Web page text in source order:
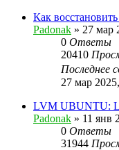
Как
Padonak » 27 мар
0 Ответы
20410
Последнее
27 мар
LVM UBUNTU:
Padonak » 11 янв
0 Ответы
31944